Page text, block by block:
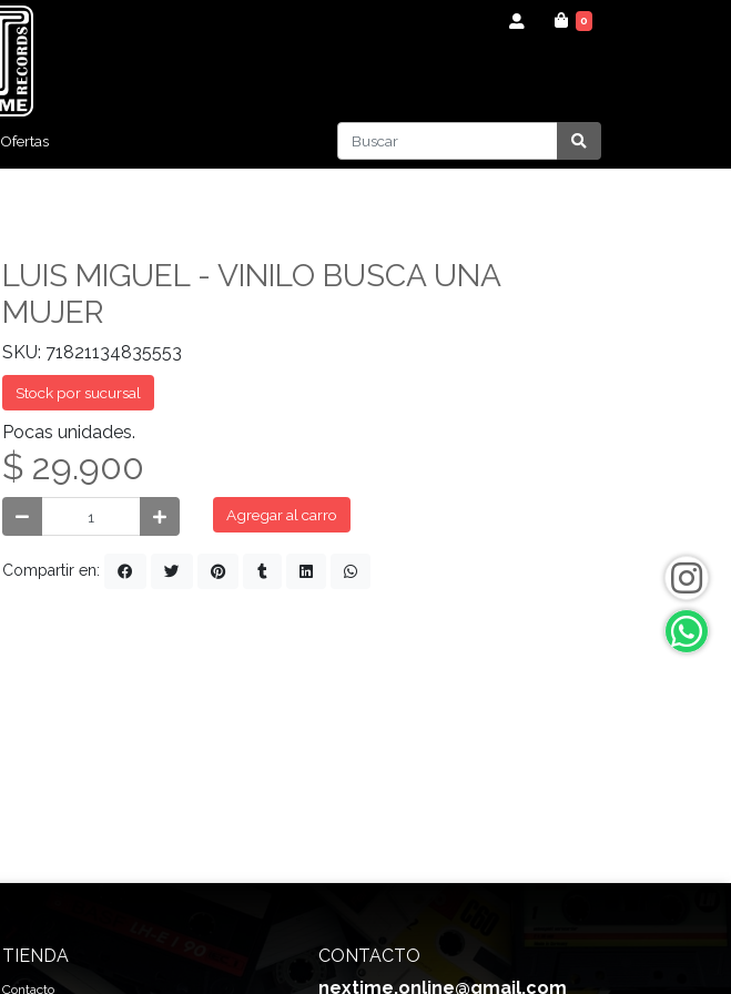
0
Ofertas
LUIS MIGUEL - VINILO BUSCA UNA
MUJER
SKU: 71821134835553
Stock por sucursal
Pocas unidades.
$ 29.900
Agregar al carro
Compartir en:
TIENDA
Contacto
CONTACTO
nextime.online@gmail.com